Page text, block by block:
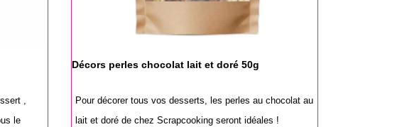
,
le
Décors perles chocolat lait et doré 50g
Pour décorer tous vos desserts, les perles au chocolat au
lait et doré de chez Scrapcooking seront idéales !